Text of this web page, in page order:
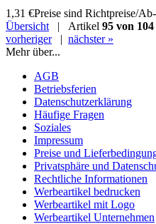
1,31 €Preise sind Richtpreise/
Übersicht | Artikel 95 von 104
vorheriger| nächster »
Mehr über...
AGB
Betriebsferien
Datenschutzerklärung
Häufige Fragen
Soziales
Impressum
Preise und
Privatsphäre und
Rechtliche Informationen
Werbeartikel bedrucken
Werbeartikel mit Logo
Werbeartikel Unternehmen